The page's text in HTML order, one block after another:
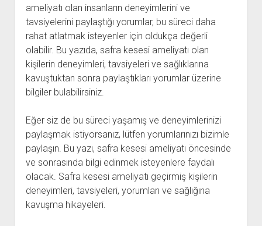
ameliyatı olan insanların deneyimlerini ve
tavsiyelerini paylaştığı yorumlar, bu süreci daha
rahat atlatmak isteyenler için oldukça değerli
olabilir. Bu yazıda, safra kesesi ameliyatı olan
kişilerin deneyimleri, tavsiyeleri ve sağlıklarına
kavuştuktan sonra paylaştıkları yorumlar üzerine
bilgiler bulabilirsiniz.
Eğer siz de bu süreci yaşamış ve deneyimlerinizi
paylaşmak istiyorsanız, lütfen yorumlarınızı bizimle
paylaşın. Bu yazı, safra kesesi ameliyatı öncesinde
ve sonrasında bilgi edinmek isteyenlere faydalı
olacak. Safra kesesi ameliyatı geçirmiş kişilerin
deneyimleri, tavsiyeleri, yorumları ve sağlığına
kavuşma hikayeleri.